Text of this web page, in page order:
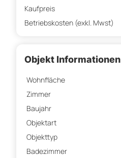
Kaufpreis
Betriebskosten (exkl. Mwst)
Objekt Informationen
Wohnfläche
Zimmer
Baujahr
Objektart
Objekttyp
Badezimmer